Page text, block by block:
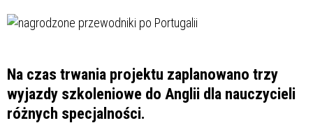
Na czas trwania projektu zaplanowano trzy
wyjazdy szkoleniowe do Anglii dla nauczycieli
różnych specjalności.